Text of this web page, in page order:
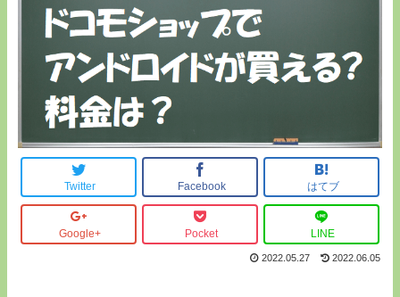
Twitter Facebook はてブ
Google+ Pocket LINE
2022.05.27 2022.06.05